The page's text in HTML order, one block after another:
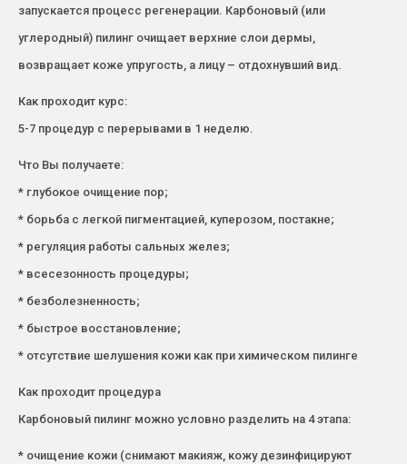
запускается процесс регенерации. Карбоновый (или
углеродный) пилинг очищает верхние слои дермы,
возвращает коже упругость, а лицу – отдохнувший вид.
Как проходит курс:
5-7 процедур с перерывами в 1 неделю.
Что Вы получаете:
* глубокое очищение пор;
* борьба с легкой пигментацией, куперозом, постакне;
* регуляция работы сальных желез;
* всесезонность процедуры;
* безболезненность;
* быстрое восстановление;
* отсутствие шелушения кожи как при химическом пилинге
Как проходит процедура
Карбоновый пилинг можно условно разделить на 4 этапа:
* очищение кожи (снимают макияж, кожу дезинфицируют